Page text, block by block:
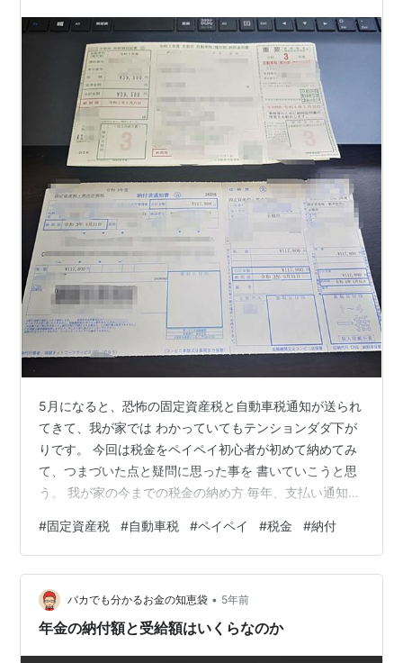
5月になると、恐怖の固定資産税と自動車税通知が送られ
てきて、我が家では わかっていてもテンションダダ下が
りです。 今回は税金をペイペイ初心者が初めて納めてみ
て、つまづいた点と疑問に思った事を 書いていこうと思
う。 我が家の今までの税金の納め方 毎年、支払い通知書
印」にハンコをもらい、一年間保管してました。 固定資
産税と自動車税 今回は少しでも、ポイントを貰いたいと
思いペイペイで支払いしたいと思います。 《令和3年の
恐怖の請求書》 ちょこりーマン 固定資産税は11万7800
円でした。 自動車税は3万9500円でした。 かりんとう
#固定資産税 #自動車税 #ペイペイ #税金 #納付
バカでも分かるお金の知恵袋 • 5年前
年金の納付額と受給額はいくらなのか